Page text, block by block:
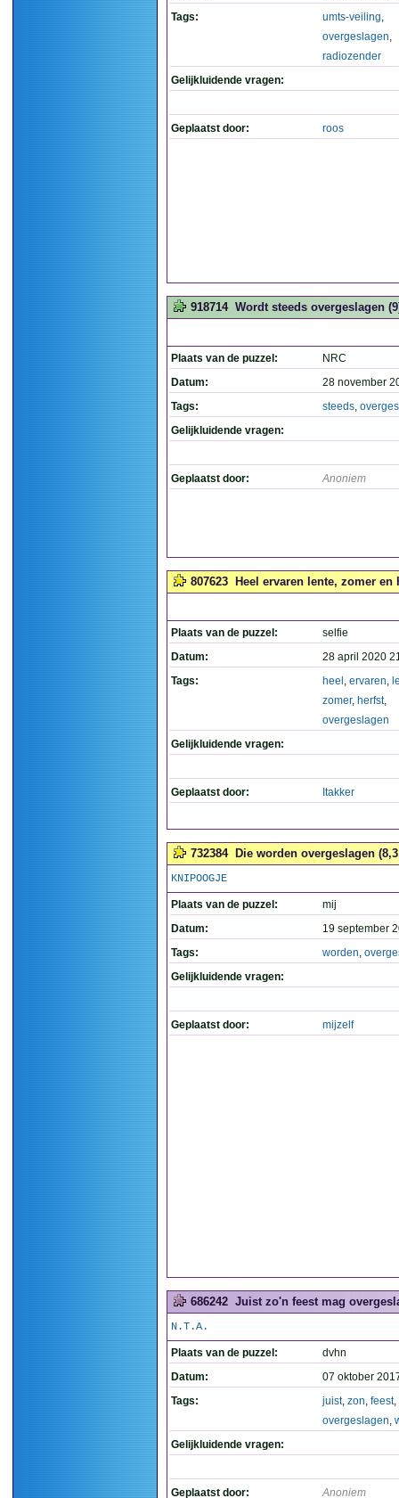
Tags:
umts-veiling,
overgeslagen,
radiozender
Gelijkluidende vragen:
Geplaatst door: roos
918714 Wordt steeds overgeslagen
Plaats van de puzzel:
NRC
Datum:
28 november
Tags:
steeds,
Gelijkluidende vragen:
Geplaatst door: Anoniem
807623 Heel ervaren lente, zomer en
Plaats van de puzzel:
selfie
Datum:
28 april 2020
Tags:
heel , ervaren,
zomer, herfst,
overgeslagen
Gelijkluidende vragen:
Geplaatst door: Itakker
732384 Die worden overgeslagen
KNIPOOGJE
Plaats van de puzzel:
mij
Datum:
19 september
Tags:
worden,
Gelijkluidende vragen:
Geplaatst door: mijzelf
686242 Juist zo'n feest mag
N.T.A.
Plaats van de puzzel:
dvhn
Datum:
07 oktober
Tags:
juist, zon, feest,
overgeslagen,
Gelijkluidende vragen:
Geplaatst door: Anoniem